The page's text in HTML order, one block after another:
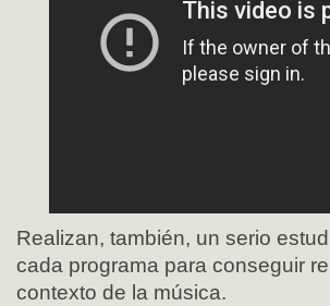
Realizan, también, un serio
cada programa para conseguir
contexto de la música.